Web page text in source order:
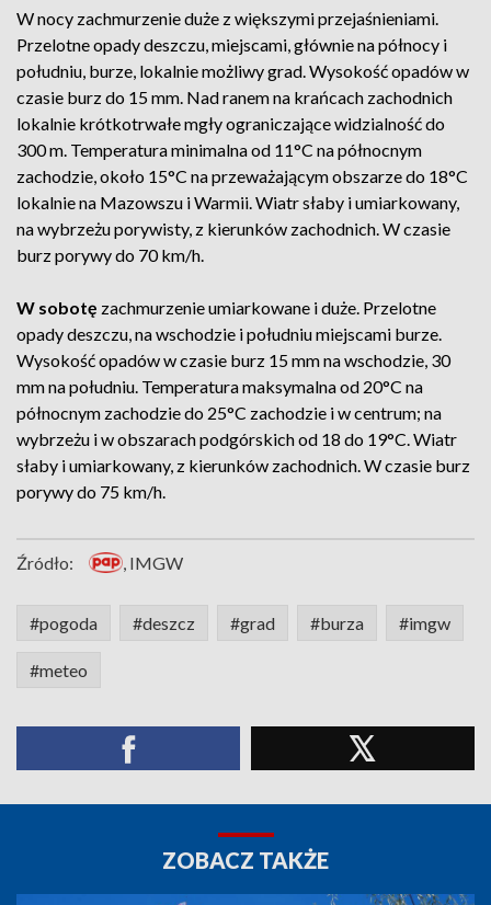
W nocy zachmurzenie duże z większymi przejaśnieniami.
Przelotne opady deszczu, miejscami, głównie na północy i
południu, burze, lokalnie możliwy grad. Wysokość opadów w
czasie burz do 15 mm. Nad ranem na krańcach zachodnich
lokalnie krótkotrwałe mgły ograniczające widzialność do
300 m. Temperatura minimalna od 11°C na północnym
zachodzie, około 15°C na przeważającym obszarze do 18°C
lokalnie na Mazowszu i Warmii. Wiatr słaby i umiarkowany,
na wybrzeżu porywisty, z kierunków zachodnich. W czasie
burz porywy do 70 km/h.
W sobotę zachmurzenie umiarkowane i duże. Przelotne
opady deszczu, na wschodzie i południu miejscami burze.
Wysokość opadów w czasie burz 15 mm na wschodzie, 30
mm na południu. Temperatura maksymalna od 20°C na
północnym zachodzie do 25°C zachodzie i w centrum; na
wybrzeżu i w obszarach podgórskich od 18 do 19°C. Wiatr
słaby i umiarkowany, z kierunków zachodnich. W czasie burz
porywy do 75 km/h.
Źródło: , IMGW
#pogoda #deszcz #grad #burza #imgw
#meteo
ZOBACZ TAKŻE